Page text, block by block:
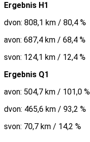
Ergebnis H1
dvon: 808,1 km / 80,4 %
avon: 687,4 km / 68,4 %
svon: 124,1 km / 12,4 %
Ergebnis Q1
avon: 504,7 km / 101,0 %
dvon: 465,6 km / 93,2 %
svon: 70,7 km / 14,2 %